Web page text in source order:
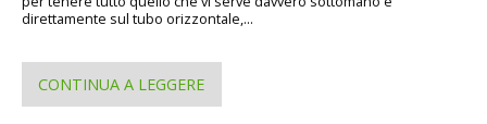
direttamente sul tubo orizzontale,...
CONTINUA A LEGGERE